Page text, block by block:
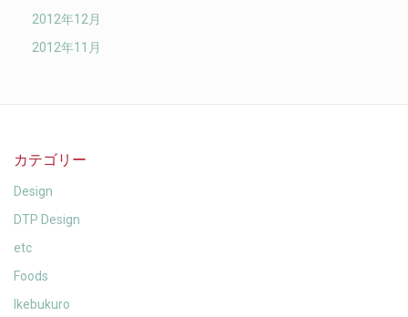
2012年12月
2012年11月
カテゴリー
Design
DTP Design
etc
Foods
Ikebukuro